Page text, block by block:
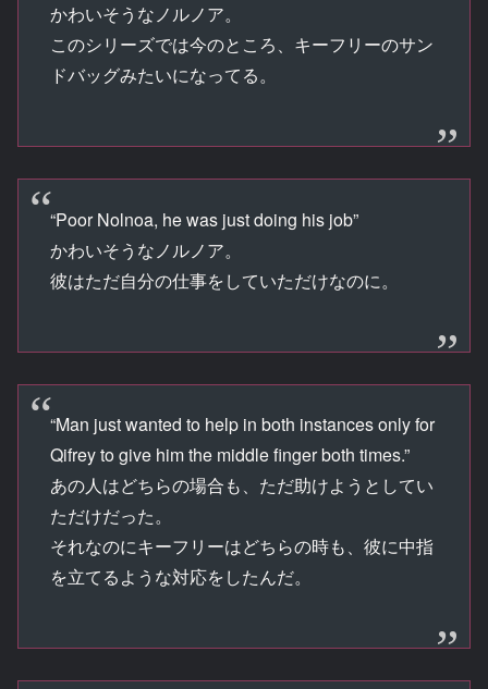
かわいそうなノルノア。
このシリーズでは今のところ、キーフリーのサン
ドバッグみたいになってる。
“Poor Nolnoa, he was just doing his job”
かわいそうなノルノア。
彼はただ自分の仕事をしていただけなのに。
“Man just wanted to help in both instances only for
Qifrey to give him the middle finger both times.”
あの人はどちらの場合も、ただ助けようとしてい
ただけだった。
それなのにキーフリーはどちらの時も、彼に中指
を立てるような対応をしたんだ。